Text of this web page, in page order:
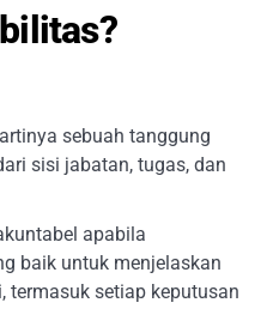
sebuah tanggung
sisi jabatan, tugas, dan
apabila
baik untuk menjelaskan
termasuk setiap keputusan